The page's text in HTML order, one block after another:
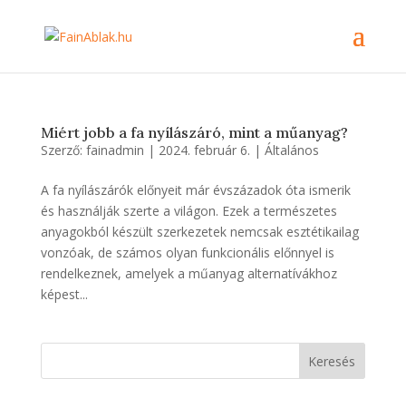
Miért jobb a fa nyílászáró, mint a műanyag?
Szerző: fainadmin | 2024. február 6. | Általános
A fa nyílászárók előnyeit már évszázadok óta ismerik
és használják szerte a világon. Ezek a természetes
anyagokból készült szerkezetek nemcsak esztétikailag
vonzóak, de számos olyan funkcionális előnnyel is
rendelkeznek, amelyek a műanyag alternatívákhoz
képest...